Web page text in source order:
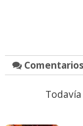
Comentarios